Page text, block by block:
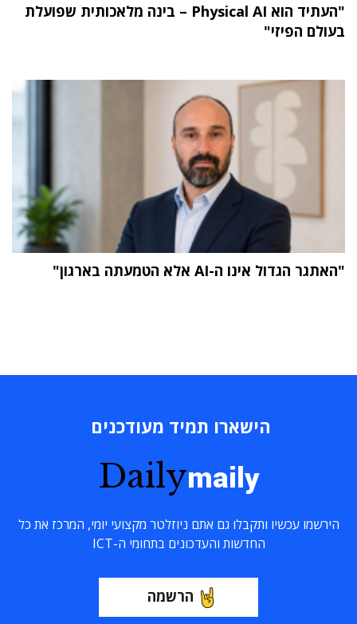
"העתיד הוא Physical AI – בינה מלאכותית שפועלת
בעולם הפיזי"
"האתגר הגדול אינו ה-AI אלא הטמעתה בארגון"
הישארו תמיד מעודכנים
Dailymaily
הירשמו עכשיו ותקבלו גם אתם ניוזלטר מקצועי יומי, המרכז את כל
החדשות והעדכונים בתחומי ה-ICT
הרשמה